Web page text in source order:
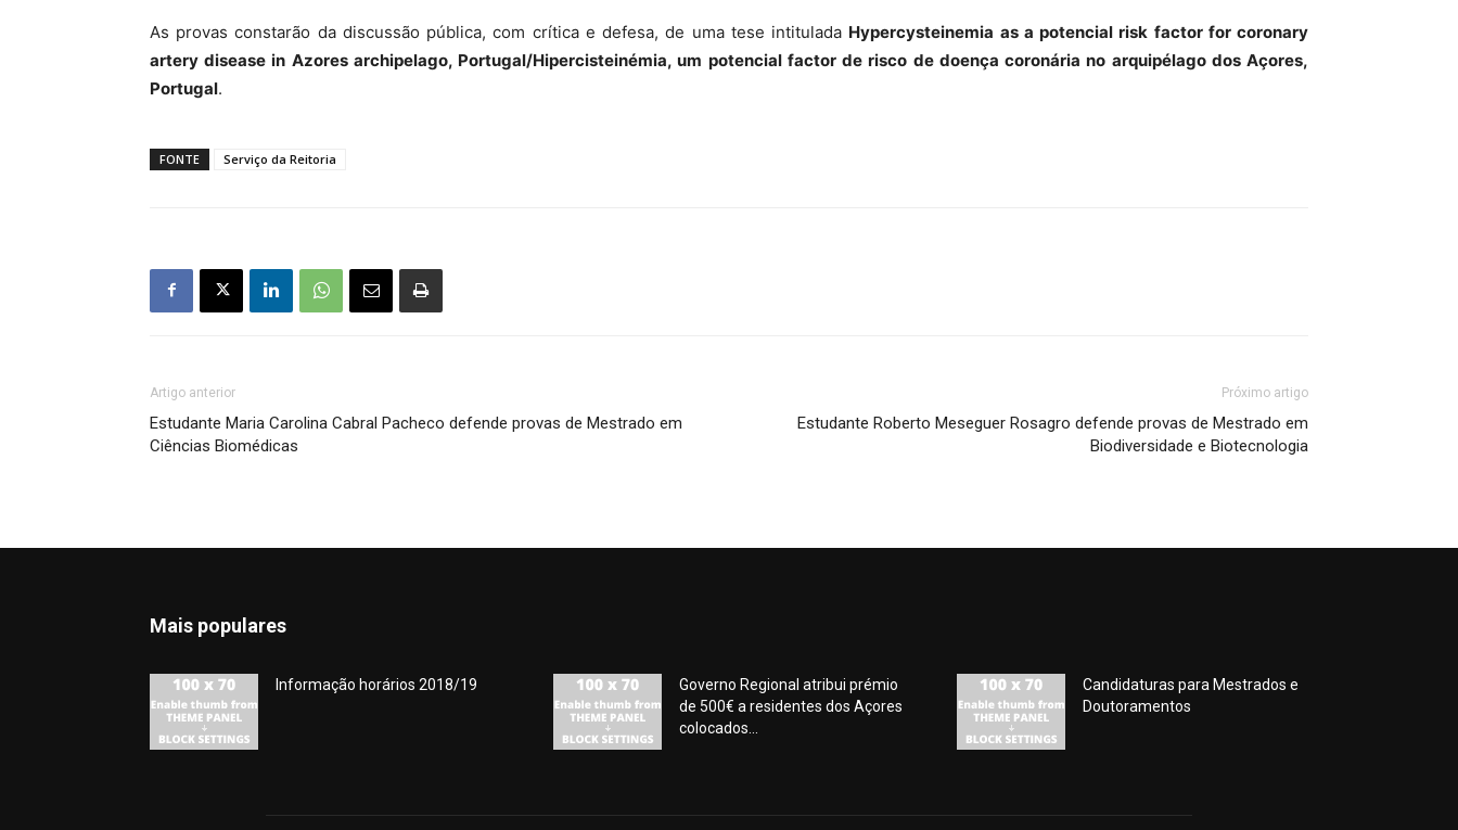
As provas constarão da discussão pública, com crítica e defesa, de uma tese intitulada Hypercysteinemia as a potencial risk factor for coronary
artery disease in Azores archipelago, Portugal/Hipercisteinémia, um potencial factor de risco de doença coronária no arquipélago dos Açores,
Portugal.
FONTE Serviço da Reitoria
Artigo anterior
Estudante Maria Carolina Cabral Pacheco defende provas de Mestrado em
Ciências Biomédicas
Próximo artigo
Estudante Roberto Meseguer Rosagro defende provas de Mestrado em
Biodiversidade e Biotecnologia
Mais populares
Informação horários 2018/19
Governo Regional atribui prémio
de 500€ a residentes dos Açores
colocados...
Candidaturas para Mestrados e
Doutoramentos